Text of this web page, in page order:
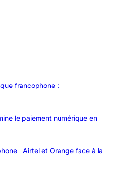
francophone :
le paiement numérique en
: Airtel et Orange face à la